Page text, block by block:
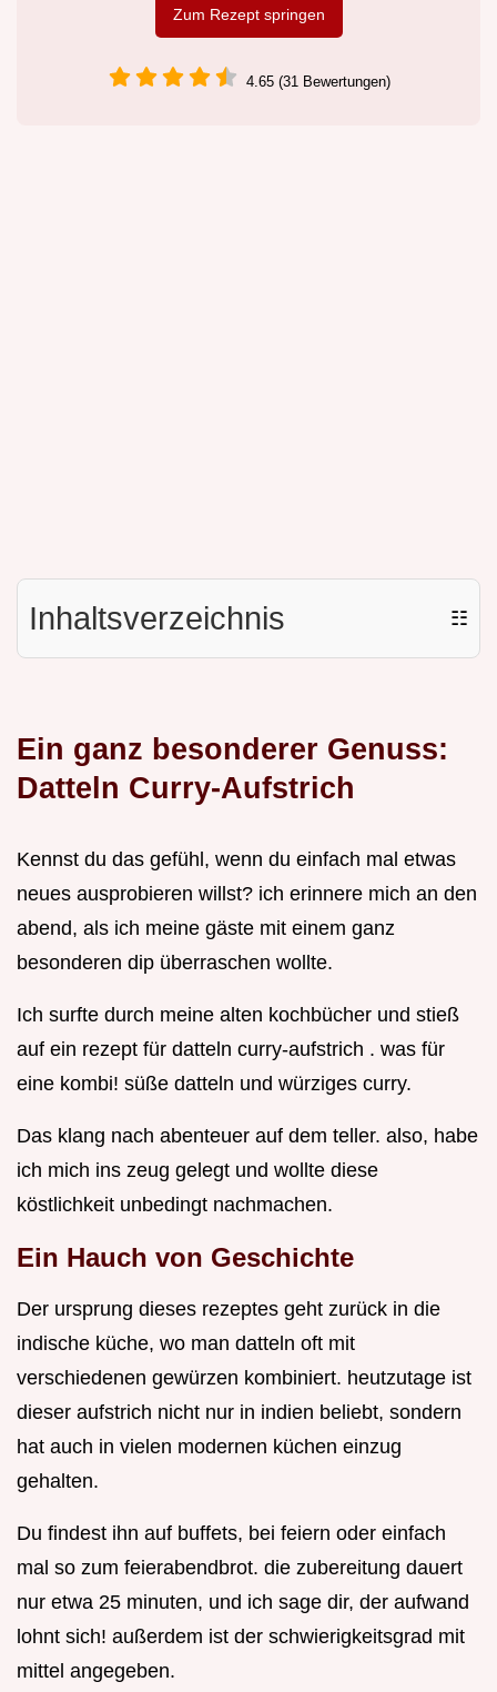
Zum Rezept springen
4.65 (31 Bewertungen)
Inhaltsverzeichnis ☷
Ein ganz besonderer Genuss:
Datteln Curry-Aufstrich
Kennst du das gefühl, wenn du einfach mal etwas
neues ausprobieren willst? ich erinnere mich an den
abend, als ich meine gäste mit einem ganz
besonderen dip überraschen wollte.
Ich surfte durch meine alten kochbücher und stieß
auf ein rezept für datteln curry-aufstrich . was für
eine kombi! süße datteln und würziges curry.
Das klang nach abenteuer auf dem teller. also, habe
ich mich ins zeug gelegt und wollte diese
köstlichkeit unbedingt nachmachen.
Ein Hauch von Geschichte
Der ursprung dieses rezeptes geht zurück in die
indische küche, wo man datteln oft mit
verschiedenen gewürzen kombiniert. heutzutage ist
dieser aufstrich nicht nur in indien beliebt, sondern
hat auch in vielen modernen küchen einzug
gehalten.
Du findest ihn auf buffets, bei feiern oder einfach
mal so zum feierabendbrot. die zubereitung dauert
nur etwa 25 minuten, und ich sage dir, der aufwand
lohnt sich! außerdem ist der schwierigkeitsgrad mit
mittel angegeben.